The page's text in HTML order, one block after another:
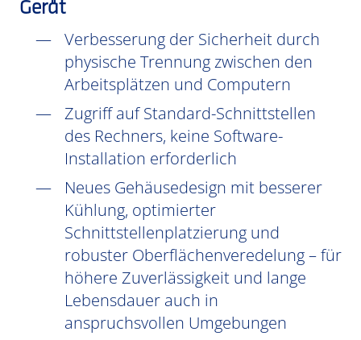
Gerät
Verbesserung der Sicherheit durch
physische Trennung zwischen den
Arbeitsplätzen und Computern
Zugriff auf Standard-Schnittstellen
des Rechners, keine Software-
Installation erforderlich
Neues Gehäusedesign mit besserer
Kühlung, optimierter
Schnittstellenplatzierung und
robuster Oberflächenveredelung – für
höhere Zuverlässigkeit und lange
Lebensdauer auch in
anspruchsvollen Umgebungen